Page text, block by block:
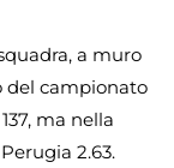
a muro
del campionato
ma nella
2.63.